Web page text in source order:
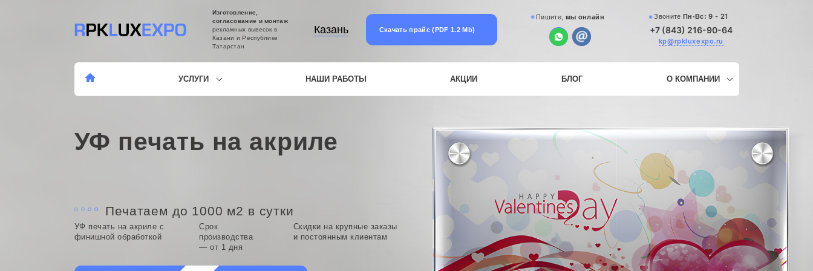
Изготовление,
согласование и монтаж
рекламных вывесок в
Казани и Республике
Татарстан
Казань Скачать прайс (PDF 1.2 Mb)
Пишите, мы онлайн Звоните Пн-Вс:9 - 21
+7 (843) 216-90-64
kp@rpkluxexpo.ru
УСЛУГИ НАШИ РАБОТЫ АКЦИИ БЛОГ О КОМПАНИИ
УФ печать на акриле
Печатаем до 1000 м2 в сутки
УФ печать на акриле с
финишной обработкой
Срок
производства
— от 1 дня
Скидки на крупные заказы
и постоянным клиентам